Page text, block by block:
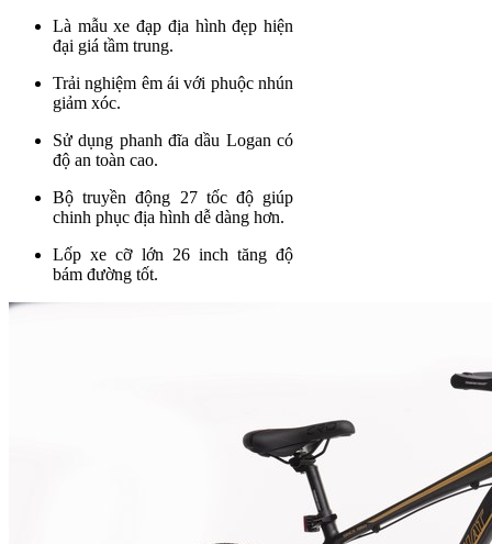
Là mẫu xe đạp địa hình đẹp hiện
đại giá tầm trung.
Trải nghiệm êm ái với phuộc nhún
giảm xóc.
Sử dụng phanh đĩa dầu Logan có
độ an toàn cao.
Bộ truyền động 27 tốc độ giúp
chinh phục địa hình dễ dàng hơn.
Lốp xe cỡ lớn 26 inch tăng độ
bám đường tốt.